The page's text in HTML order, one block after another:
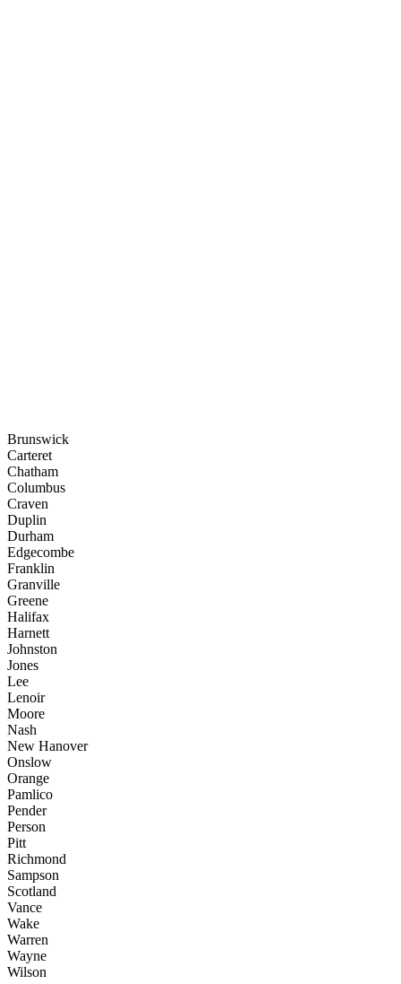
Brunswick
Carteret
Chatham
Columbus
Craven
Duplin
Durham
Edgecombe
Franklin
Granville
Greene
Halifax
Harnett
Johnston
Jones
Lee
Lenoir
Moore
Nash
New Hanover
Onslow
Orange
Pamlico
Pender
Person
Pitt
Richmond
Sampson
Scotland
Vance
Wake
Warren
Wayne
Wilson